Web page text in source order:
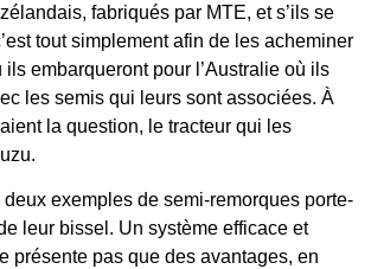
fabriqués par MTE, et s’ils se
tout simplement afin de les acheminer
ils embarqueront pour l’Australie où ils
les semis qui leurs sont associées. À
la question, le tracteur qui les
exemples de semi-remorques porte-
leur bissel. Un système efficace et
présente pas que des avantages, en